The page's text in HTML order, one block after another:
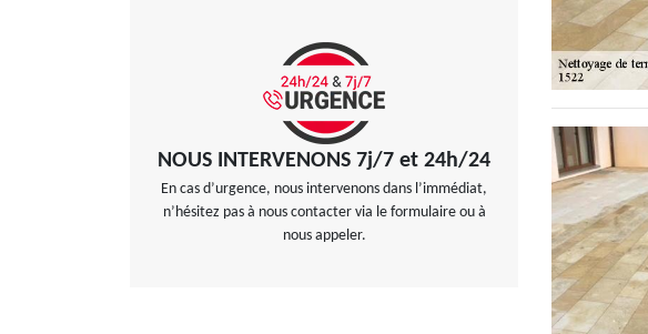
NOUS INTERVENONS 7j/7 et 24h/24
En cas d’urgence, nous intervenons dans l’immédiat,
n’hésitez pas à nous contacter via le formulaire ou à
nous appeler.